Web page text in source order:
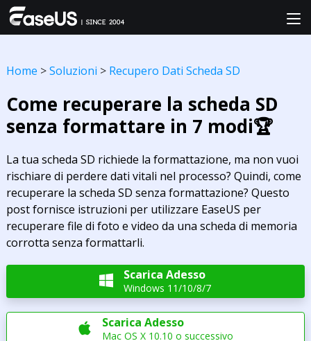
Home >Soluzioni > Recupero Dati Scheda SD
Come recuperare la scheda SD
senza formattare in 7 modi🏆
La tua scheda SD richiede la formattazione, ma non vuoi
rischiare di perdere dati vitali nel processo? Quindi, come
recuperare la scheda SD senza formattazione? Questo
post fornisce istruzioni per utilizzare EaseUS per
recuperare file di foto e video da una scheda di memoria
corrotta senza formattarli.
 Scarica Adesso
Windows 11/10/8/7
 Scarica Adesso
Mac OS X 10.10 o successivo